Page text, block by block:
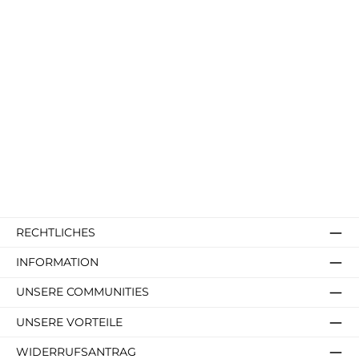
RECHTLICHES
INFORMATION
UNSERE COMMUNITIES
UNSERE VORTEILE
WIDERRUFSANTRAG